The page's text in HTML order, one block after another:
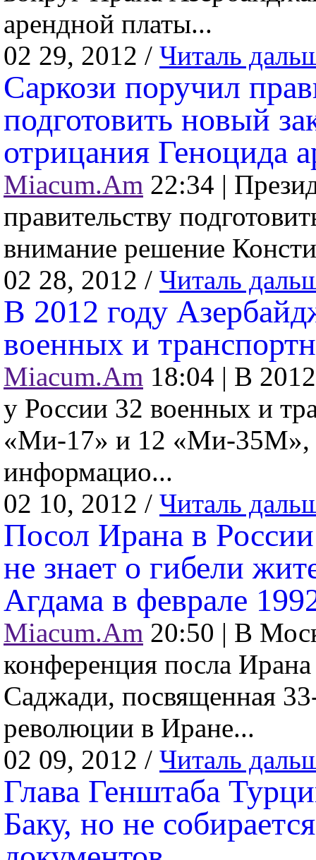
арендной платы...
02 29, 2012 / Читаль
Саркози поручил
подготовить новый
отрицания Геноцида
Miacum.Am 22:34 |
правительству
внимание решение
02 28, 2012 / Читаль
В 2012 году
военных и
Miacum.Am 18:04 | В
у России 32 военных и
«Ми-17» и 12 «Ми-35М»,
информацио...
02 10, 2012 / Читаль
Посол Ирана в
не знает о гибели
Агдама в феврале
Miacum.Am 20:50 | В
конференция посла
Саджади, посвященная
революции в Иране...
02 09, 2012 / Читаль
Глава Генштаба
Баку, но не